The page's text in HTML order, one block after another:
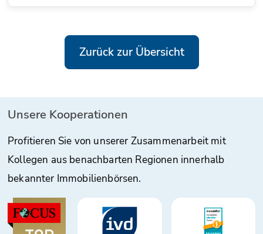
Zurück zur Übersicht
Unsere Kooperationen
Profitieren Sie von unserer Zusammenarbeit mit
Kollegen aus benachbarten Regionen innerhalb
bekannter Immobilienbörsen.